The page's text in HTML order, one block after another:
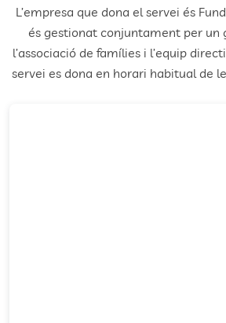
Accés àrea privada
L’empresa que dona el servei és
és gestionat conjuntament per un
l’associació de famílies i l’equip
servei es dona en horari habitual de